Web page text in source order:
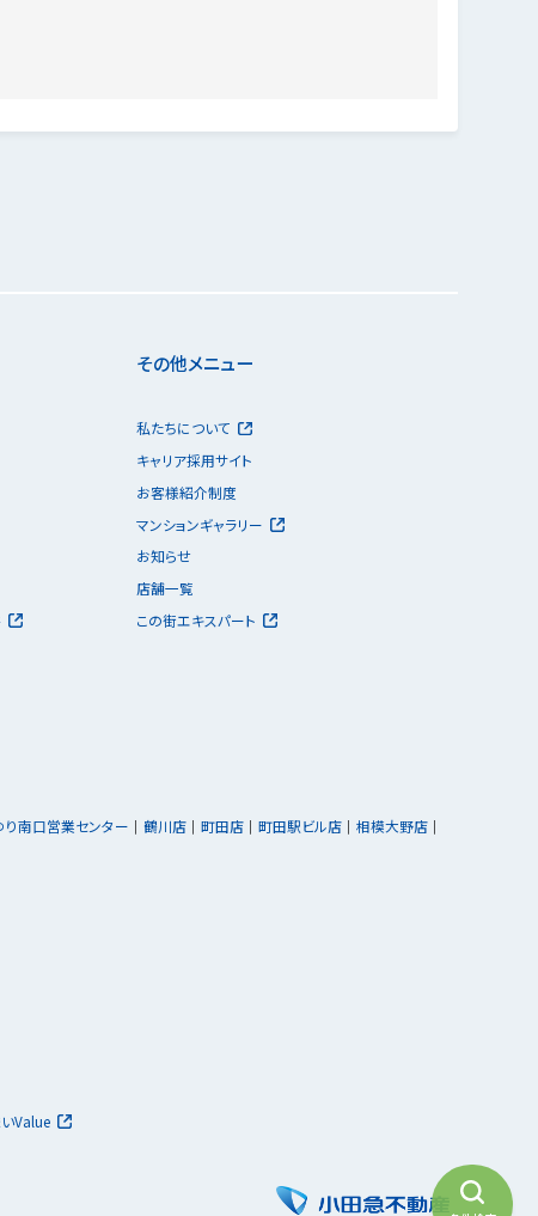
その他メニュー
私たちについて
キャリア採用サイト
お客様紹介制度
マンションギャラリー
お知らせ
店舗一覧
この街エキスパート
り南口営業センター 鶴川店 町田店 町田駅ビル店
相模大野店
Value